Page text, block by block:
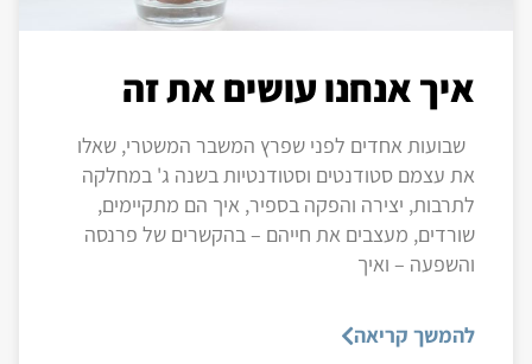
איך אנחנו עושים את זה
שבועות אחדים לפני שפרץ המשבר המשטרי, שאלו
את עצמם סטודנטים וסטודנטיות בשנה ג' במחלקה
לתרבות, יצירה והפקה בספיר, איך הם מתקיימים,
שורדים, מעצבים את חייהם – בהקשרים של פרנסה
והשפעה – ואיך
להמשך קריאה